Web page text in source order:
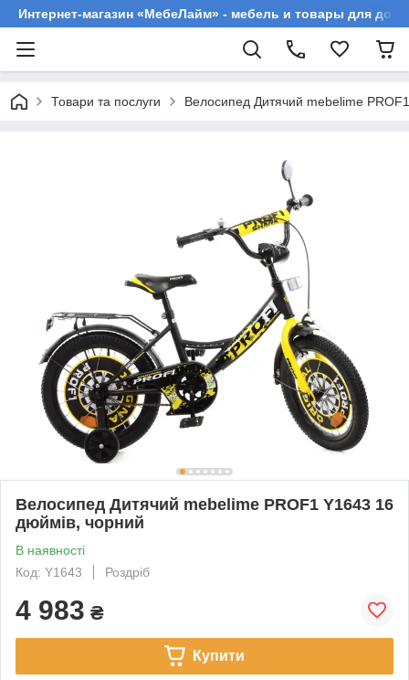
Интернет-магазин «МебеЛайм» - мебель и товары для
Товари та послуги Велосипед Дитячий mebelime
Велосипед Дитячий mebelime PROF1 Y1643 16
дюймів, чорний
В наявності
Код: Y1643
Роздріб
4 983 ₴
Купити